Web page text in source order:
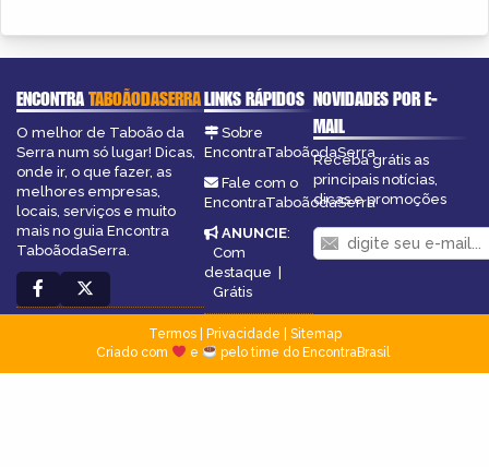
ENCONTRATABOÃODASERRA
O melhor de Taboão da
Serra num só lugar! Dicas,
onde ir, o que fazer, as
melhores empresas,
locais, serviços e muito
mais no guia Encontra
TaboãodaSerra.
LINKS RÁPIDOS
Sobre
EncontraTaboãodaSerra
Fale com o
EncontraTaboãodaSerra
ANUNCIE:
Com
destaque |
Grátis
NOVIDADES POR E-
MAIL
Receba grátis as
principais notícias,
dicas e promoções
Termos| Privacidade
Sitemap
Criado com
e pelo time do EncontraBrasil